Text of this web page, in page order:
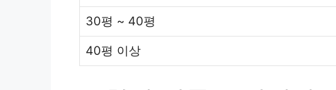
30평 ~ 40평
40평 이상